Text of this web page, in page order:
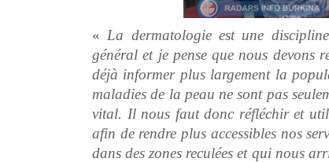
« La dermatologie est une
général et je pense que nous devons
déjà informer plus largement la
maladies de la peau ne sont pas
vital. Il nous faut donc réfléchir et
afin de rendre plus accessibles nos
dans des zones reculées et qui nous